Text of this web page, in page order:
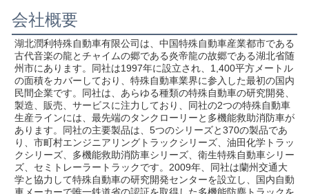
会社概要
湖北潤利特殊自動車有限公司は、中国特殊自動車産業都市である
古代音楽の龍とチャイムの郷である炎帝龍の故郷である湖北省随
州市にあります。同社は1997年に設立され、1,400平方メートル
の面積をカバーしており、特殊自動車業界に参入した最初の国内
民間企業です。同社は、あらゆる種類の特殊自動車の研究開発、
製造、販売、サービスに注力しており、同社の2つの特殊自動車
生産ラインには、最先端のタンクローリーと多機能救助消防車が
あります。同社の主要製品は、5つのシリーズと370の製品であ
り、市町村エンジニアリングトラックシリーズ、油田化学トラッ
クシリーズ、多機能救助消防車シリーズ、衛生特殊自動車シリー
ズ、セミトレーラートラックです。2009年、同社は蘭州交通大
学と協力して特殊自動車の研究開発センターを設立し、国内自動
車メーカーで唯一鉄道省の認証を取得した多機能防塵トラックを